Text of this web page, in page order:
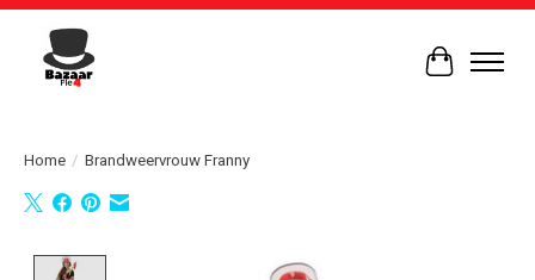
Home / Brandweervrouw Franny
Product image slideshow Items